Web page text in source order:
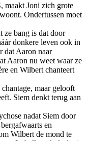
maakt Joni zich grote
Ondertussen moet
ze bang is dat door
donkere leven ook in
dat Aaron naar
Aaron nu weet waar ze
en Wilbert chanteert
maar gelooft
Siem denkt terug aan
nadat Siem door
en
Wilbert de mond te